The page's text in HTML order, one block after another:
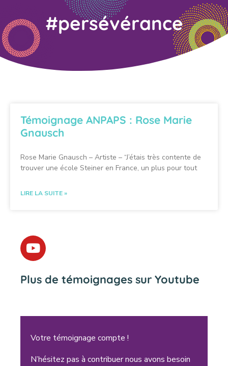
#persévérance
Témoignage ANPAPS : Rose Marie
Gnausch
Rose Marie Gnausch – Artiste – “J’étais très contente de
trouver une école Steiner en France, un plus pour tout
LIRE LA SUITE »
Plus de témoignages sur Youtube
Votre témoignage compte !
N’hésitez pas à contribuer nous avons besoin